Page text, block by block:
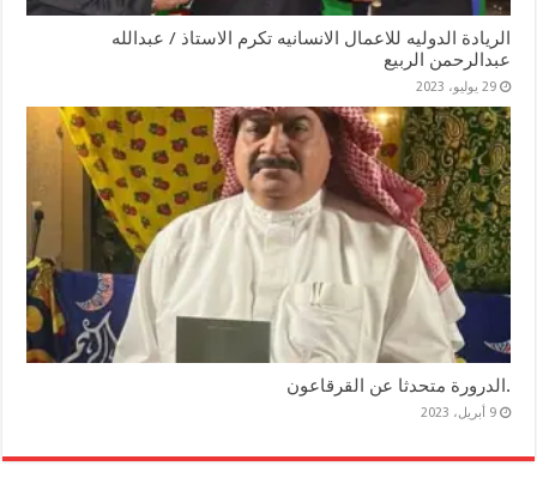
الريادة الدوليه للاعمال الانسانيه تكرم الاستاذ / عبدالله
عبدالرحمن الربيع
29 يوليو، 2023
.الدرورة متحدثا عن القرقاعون
9 أبريل، 2023